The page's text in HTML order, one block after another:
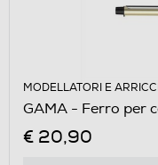
MODELLATORI E
GAMA - Ferro per
€ 20,90